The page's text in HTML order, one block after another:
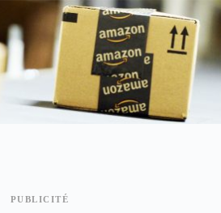
PUBLICITÉ